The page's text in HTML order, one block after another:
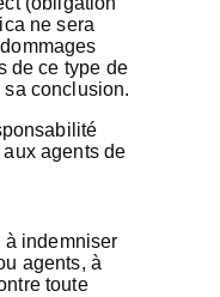
ne sera
de ce type de
sa conclusion.
agents de
à indemniser
agents, à
toute